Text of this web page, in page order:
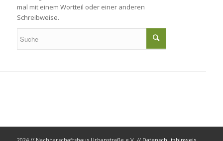
mal mit einem Wortteil oder einer anderen
Schreibweise.